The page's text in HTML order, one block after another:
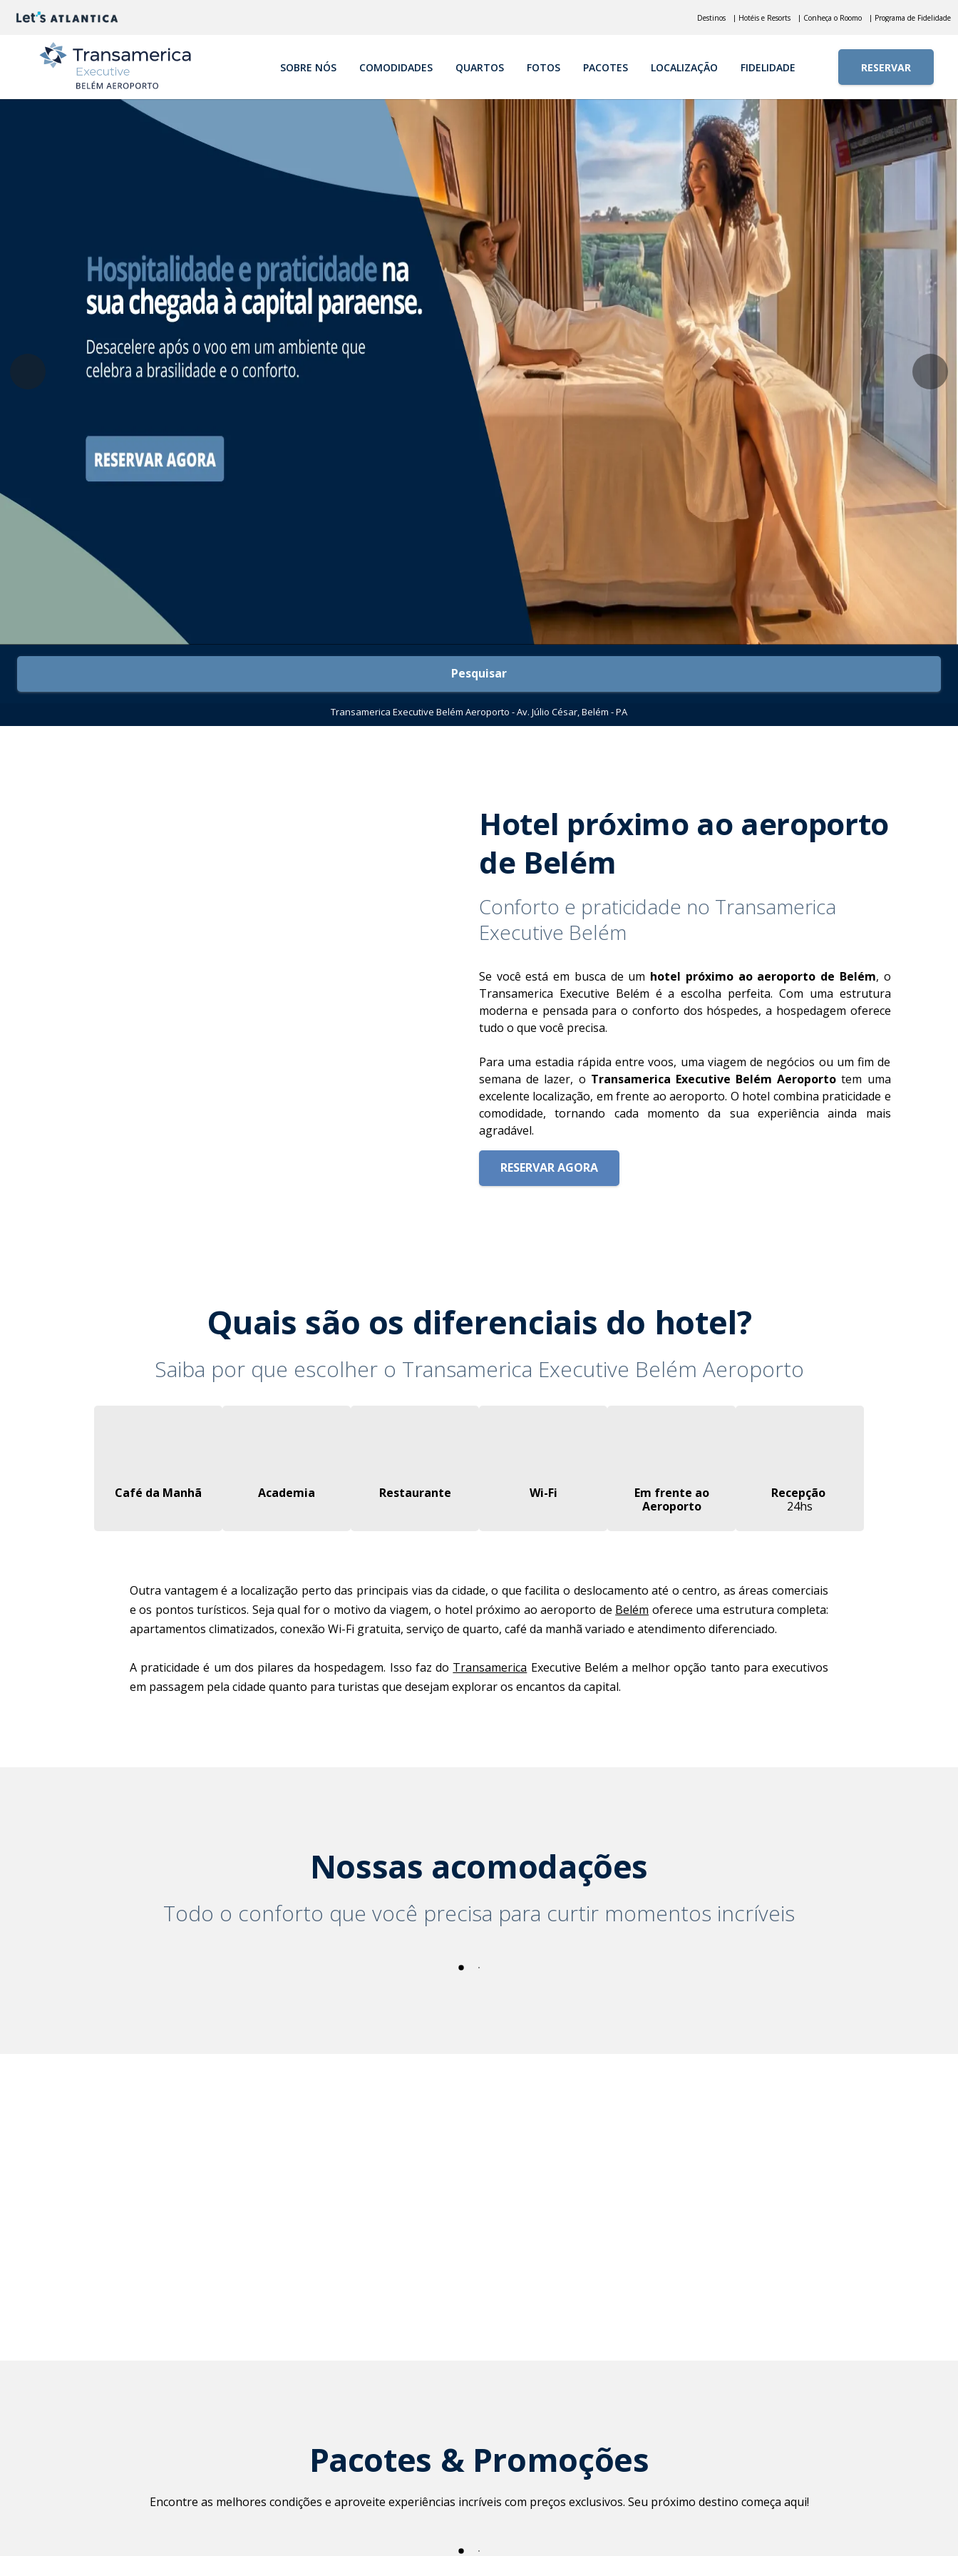
Destinos | Hotéis e Resorts | Conheça o Roomo | Programa de Fidelidade
SOBRE NÓS COMODIDADES QUARTOS FOTOS PACOTES LOCALIZAÇÃO FIDELIDADE RESERVAR
Pesquisar
Transamerica Executive Belém Aeroporto - Av. Júlio César, Belém - PA
Hotel próximo ao aeroporto
de Belém​
Conforto e praticidade no Transamerica
Executive Belém
Se você está em busca de um hotel próximo ao aeroporto de Belém, o
Transamerica Executive Belém é a escolha perfeita. Com uma estrutura
moderna e pensada para o conforto dos hóspedes, a hospedagem oferece
tudo o que você precisa.
Para uma estadia rápida entre voos, uma viagem de negócios ou um fim de
semana de lazer, o Transamerica Executive Belém Aeroporto tem uma
excelente localização, em frente ao aeroporto. O hotel combina praticidade e
comodidade, tornando cada momento da sua experiência ainda mais
agradável.
RESERVAR AGORA
Quais são os diferenciais do hotel?
Saiba por que escolher o Transamerica Executive Belém Aeroporto
Café da Manhã Academia Restaurante Wi-Fi
Em frente ao
Aeroporto
Recepção
24hs
Outra vantagem é a localização perto das principais vias da cidade, o que facilita o deslocamento até o centro, as áreas comerciais
e os pontos turísticos. Seja qual for o motivo da viagem, o hotel próximo ao aeroporto de Belém oferece uma estrutura completa:
apartamentos climatizados, conexão Wi-Fi gratuita, serviço de quarto, café da manhã variado e atendimento diferenciado.
A praticidade é um dos pilares da hospedagem. Isso faz do Transamerica Executive Belém a melhor opção tanto para executivos
em passagem pela cidade quanto para turistas que desejam explorar os encantos da capital.
Nossas acomodações
Todo o conforto que você precisa para curtir momentos incríveis
Pacotes & Promoções
Encontre as melhores condições e aproveite experiências incríveis com preços exclusivos. Seu próximo destino começa aqui!